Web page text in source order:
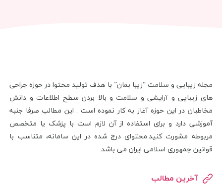
مجله زیبایی و سلامت “زیبا بمان” با هدف تولید محتوا در حوزه جراحی
های زیبایی و آرایشی و سلامت و بالا بردن سطح اطلاعات و دانش
مخاطبان در این حوزه آغاز به کار نموده است . این مطالب صرفا جنبه
آموزشی دارد و برای استفاده از آن لازم است با پزشک یا متخصص
مربوطه مشورت کنید.محتوای درج شده در این سامانه، متناسب با
قوانین جمهوری اسلامی ایران می باشد.
آخرین مطالب